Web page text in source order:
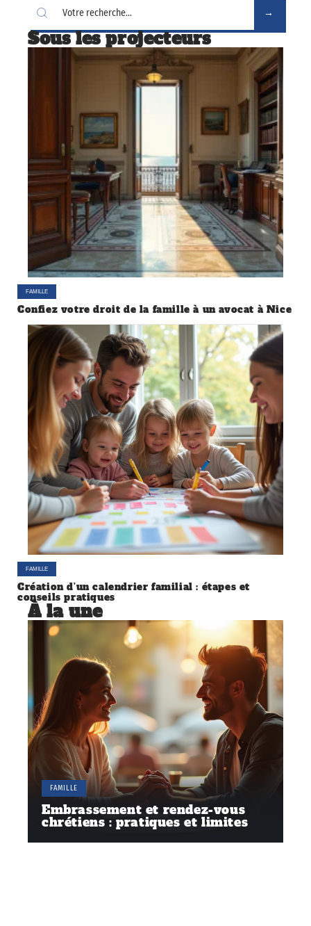
Sous les projecteurs
FAMILLE
Confiez votre droit de la famille à un avocat à Nice
FAMILLE
Création d’un calendrier familial : étapes et
conseils pratiques
À la une
FAMILLE
Embrassement et rendez-vous
chrétiens : pratiques et limites